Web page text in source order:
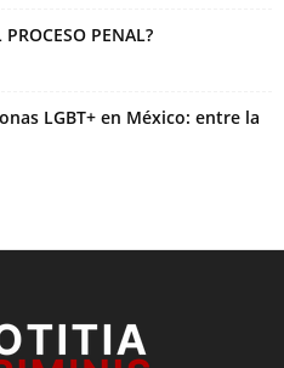
PENAL?
LGBT+ en México: entre la